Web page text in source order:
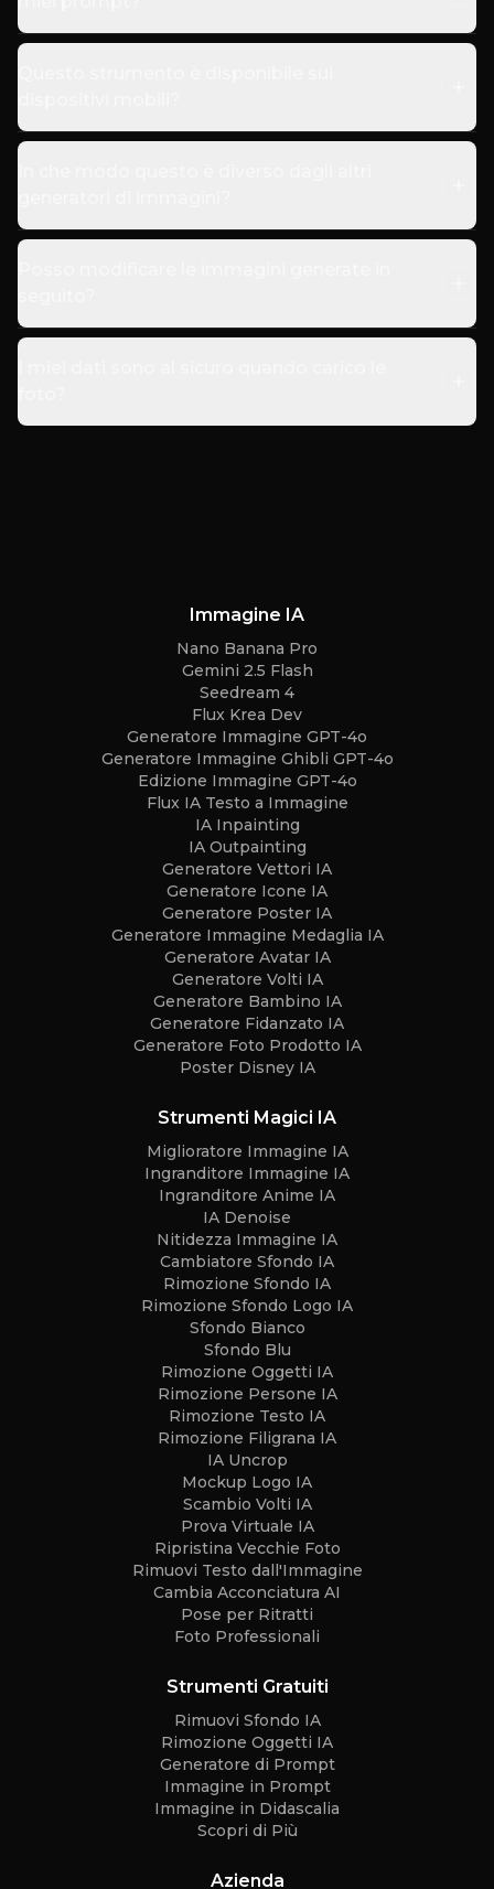
Immagine IA
Nano Banana Pro
Gemini 2.5 Flash
Seedream 4
Flux Krea Dev
Generatore Immagine GPT-4o
Generatore Immagine Ghibli GPT-4o
Edizione Immagine GPT-4o
Flux IA Testo a Immagine
IA Inpainting
IA Outpainting
Generatore Vettori IA
Generatore Icone IA
Generatore Poster IA
Generatore Immagine Medaglia IA
Generatore Avatar IA
Generatore Volti IA
Generatore Bambino IA
Generatore Fidanzato IA
Generatore Foto Prodotto IA
Poster Disney IA
Strumenti Magici IA
Miglioratore Immagine IA
Ingranditore Immagine IA
Ingranditore Anime IA
IA Denoise
Nitidezza Immagine IA
Cambiatore Sfondo IA
Rimozione Sfondo IA
Rimozione Sfondo Logo IA
Sfondo Bianco
Sfondo Blu
Rimozione Oggetti IA
Rimozione Persone IA
Rimozione Testo IA
Rimozione Filigrana IA
IA Uncrop
Mockup Logo IA
Scambio Volti IA
Prova Virtuale IA
Ripristina Vecchie Foto
Rimuovi Testo dall'Immagine
Cambia Acconciatura AI
Pose per Ritratti
Foto Professionali
Strumenti Gratuiti
Rimuovi Sfondo IA
Rimozione Oggetti IA
Generatore di Prompt
Immagine in Prompt
Immagine in Didascalia
Scopri di Più
Azienda